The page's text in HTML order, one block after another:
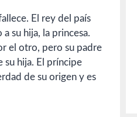
El rey del país
su hija, la princesa.
el otro, pero su padre
su hija. El príncipe
de su origen y es